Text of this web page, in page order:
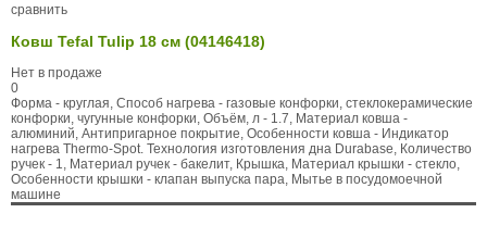
сравнить
Ковш Tefal Tulip 18 см (04146418)
Нет в продаже
0
Форма - круглая, Способ нагрева - газовые конфорки, стеклокерамические
конфорки, чугунные конфорки, Объём, л - 1.7, Материал ковша -
алюминий, Антипригарное покрытие, Особенности ковша - Индикатор
нагрева Thermo-Spot. Технология изготовления дна Durabase, Количество
ручек - 1, Материал ручек - бакелит, Крышка, Материал крышки - стекло,
Особенности крышки - клапан выпуска пара, Мытье в посудомоечной
машине